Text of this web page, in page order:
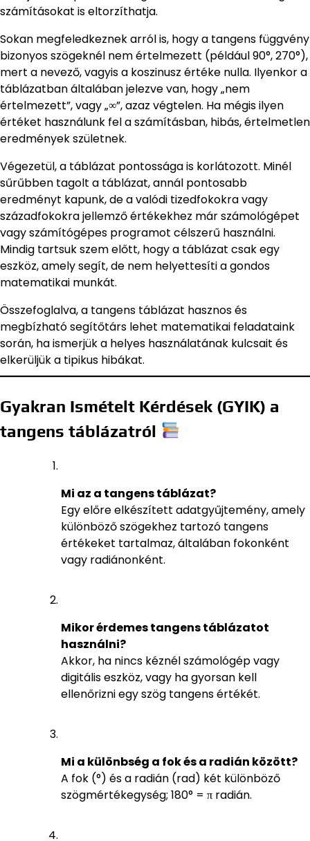
számításokat is eltorzíthatja.
Sokan megfeledkeznek arról is, hogy a tangens függvény
bizonyos szögeknél nem értelmezett (például 90°, 270°),
mert a nevező, vagyis a koszinusz értéke nulla. Ilyenkor a
táblázatban általában jelezve van, hogy „nem
értelmezett”, vagy „∞”, azaz végtelen. Ha mégis ilyen
értéket használunk fel a számításban, hibás, értelmetlen
eredmények születnek.
Végezetül, a táblázat pontossága is korlátozott. Minél
sűrűbben tagolt a táblázat, annál pontosabb
eredményt kapunk, de a valódi tizedfokokra vagy
századfokokra jellemző értékekhez már számológépet
vagy számítógépes programot célszerű használni.
Mindig tartsuk szem előtt, hogy a táblázat csak egy
eszköz, amely segít, de nem helyettesíti a gondos
matematikai munkát.
Összefoglalva, a tangens táblázat hasznos és
megbízható segítőtárs lehet matematikai feladataink
során, ha ismerjük a helyes használatának kulcsait és
elkerüljük a tipikus hibákat.
Gyakran Ismételt Kérdések (GYIK) a
tangens táblázatról
Mi az a tangens táblázat?
Egy előre elkészített adatgyűjtemény, amely
különböző szögekhez tartozó tangens
értékeket tartalmaz, általában fokonként
vagy radiánonként.
Mikor érdemes tangens táblázatot
használni?
Akkor, ha nincs kéznél számológép vagy
digitális eszköz, vagy ha gyorsan kell
ellenőrizni egy szög tangens értékét.
Mi a különbség a fok és a radián között?
A fok (°) és a radián (rad) két különböző
szögmértékegység; 180° = π radián.